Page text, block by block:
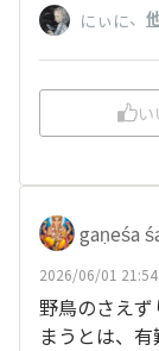
にぃに、
gaṇeśa
2026/06/01 21:54
野鳥のさえ
まうとは、有